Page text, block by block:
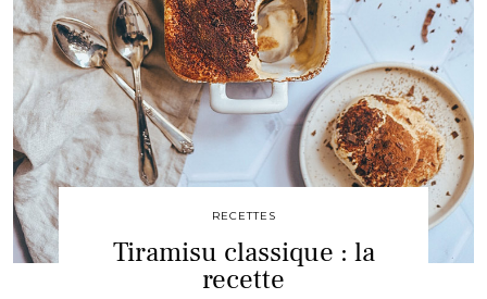
RECETTES
Tiramisu classique : la
recette